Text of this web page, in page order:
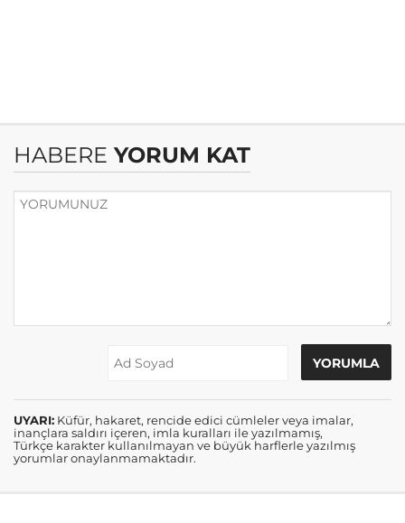
HABERE YORUM KAT
UYARI: Küfür, hakaret, rencide edici cümleler veya imalar,
inançlara saldırı içeren, imla kuralları ile yazılmamış,
Türkçe karakter kullanılmayan ve büyük harflerle yazılmış
yorumlar onaylanmamaktadır.